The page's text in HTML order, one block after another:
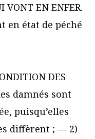
VONT EN ENFER.
en état de péché
DES
damnés sont
puisqu’elles
diffèrent ; — 2)